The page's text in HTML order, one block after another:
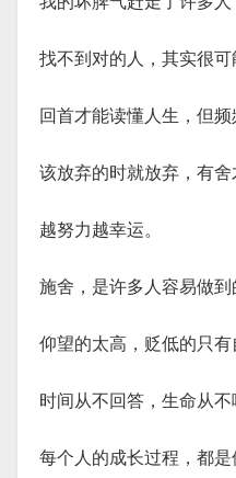
找不到对的人，其实很可
回首才能读懂人生，但频
该放弃的时就放弃，有舍
越努力越幸运。
施舍，是许多人容易做到
仰望的太高，贬低的只有
时间从不回答，生命从不
每个人的成长过程，都是